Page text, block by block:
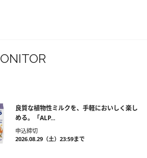
良質な植物性ミルクを、手軽においしく楽し
める。「ALP...
申込締切
2026.08.29（土）23:59まで